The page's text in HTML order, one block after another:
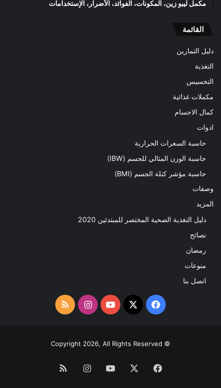
مكمل ليبو زين، المكونات، الفوائد، الأضرار، الإستخدامات
القائمة
دليل التمارين
التغذية
التخسيس
مكملات غذائية
كمال الاجسام
ادوات
حاسبة السعرات الحرارية
حاسبة الوزن المثالي للجسم (IBW)
حاسبة مؤشر كتلة الجسم (BMI)
وصفات
المزيد
دليل التغذية الصحية المختصر للمبتدئين 2020​
نصائح
رمضان
منوعات
اتصل بنا
فيسبوك
‫X
‫YouTubeانستقرامملخص
RSS
© Copyright 2026, All Rights Reserved
فيسبوك ‫YouTubeانستقرامملخص